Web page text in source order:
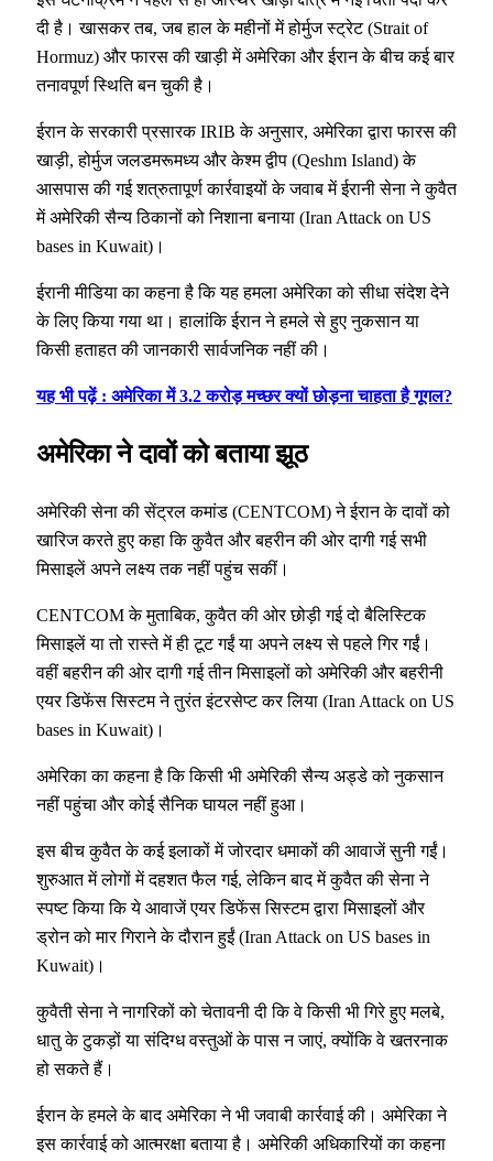
दी है। खासकर तब, जब हाल के महीनों में होर्मुज स्ट्रेट (Strait of
Hormuz) और फारस की खाड़ी में अमेरिका और ईरान के बीच कई बार
तनावपूर्ण स्थिति बन चुकी है।
ईरान के सरकारी प्रसारक IRIB के अनुसार, अमेरिका द्वारा फारस की
खाड़ी, होर्मुज जलडमरूमध्य और केश्म द्वीप (Qeshm Island) के
आसपास की गई शत्रुतापूर्ण कार्रवाइयों के जवाब में ईरानी सेना ने कुवैत
में अमेरिकी सैन्य ठिकानों को निशाना बनाया (Iran Attack on US
bases in Kuwait)।
ईरानी मीडिया का कहना है कि यह हमला अमेरिका को सीधा संदेश देने
के लिए किया गया था। हालांकि ईरान ने हमले से हुए नुकसान या
किसी हताहत की जानकारी सार्वजनिक नहीं की।
यह भी पढ़ें : अमेरिका में 3.2 करोड़ मच्छर क्यों छोड़ना चाहता है गूगल?
अमेरिका ने दावों को बताया झूठ
अमेरिकी सेना की सेंट्रल कमांड (CENTCOM) ने ईरान के दावों को
खारिज करते हुए कहा कि कुवैत और बहरीन की ओर दागी गई सभी
मिसाइलें अपने लक्ष्य तक नहीं पहुंच सकीं।
CENTCOM के मुताबिक, कुवैत की ओर छोड़ी गई दो बैलिस्टिक
मिसाइलें या तो रास्ते में ही टूट गईं या अपने लक्ष्य से पहले गिर गईं।
वहीं बहरीन की ओर दागी गई तीन मिसाइलों को अमेरिकी और बहरीनी
एयर डिफेंस सिस्टम ने तुरंत इंटरसेप्ट कर लिया (Iran Attack on US
bases in Kuwait)।
अमेरिका का कहना है कि किसी भी अमेरिकी सैन्य अड्डे को नुकसान
नहीं पहुंचा और कोई सैनिक घायल नहीं हुआ।
इस बीच कुवैत के कई इलाकों में जोरदार धमाकों की आवाजें सुनी गईं।
शुरुआत में लोगों में दहशत फैल गई, लेकिन बाद में कुवैत की सेना ने
स्पष्ट किया कि ये आवाजें एयर डिफेंस सिस्टम द्वारा मिसाइलों और
ड्रोन को मार गिराने के दौरान हुईं (Iran Attack on US bases in
Kuwait)।
कुवैती सेना ने नागरिकों को चेतावनी दी कि वे किसी भी गिरे हुए मलबे,
धातु के टुकड़ों या संदिग्ध वस्तुओं के पास न जाएं, क्योंकि वे खतरनाक
हो सकते हैं।
ईरान के हमले के बाद अमेरिका ने भी जवाबी कार्रवाई की। अमेरिका ने
इस कार्रवाई को आत्मरक्षा बताया है। अमेरिकी अधिकारियों का कहना